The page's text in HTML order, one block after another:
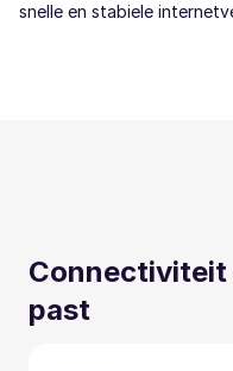
snelle en stabiele
Connectiviteit
past